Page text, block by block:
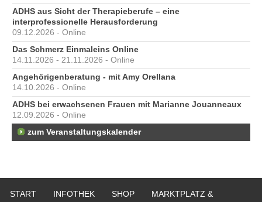
ADHS aus Sicht der Therapieberufe – eine
interprofessionelle Herausforderung
09.12.2026 - Online
Das Schmerz Einmaleins Online
14.11.2026 - 21.11.2026 - Online
Angehörigenberatung - mit Amy Orellana
14.10.2026 - Online
ADHS bei erwachsenen Frauen mit Marianne Jouanneaux
12.09.2026 - Online
zum Veranstaltungskalender
START INFOTHEK SHOP
MARKTPLATZ &